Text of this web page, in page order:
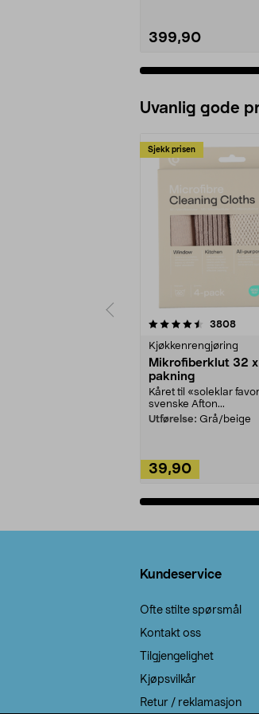
399,90
Uvanlig gode
Sjekk prisen
3808
Kjøkkenrengjøring
Mikrofiberklut 32
pakning
Kåret til «soleklar
svenske Afton...
Utførelse: Grå/beige
39,90
4.5av 5
Kundeservice
Ofte stilte spørsmål
Kontakt oss
Tilgjengelighet
Kjøpsvilkår
Retur / reklamasjon